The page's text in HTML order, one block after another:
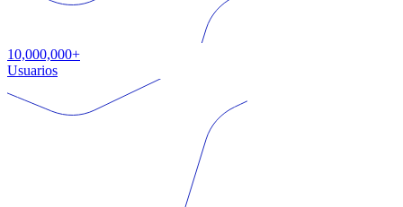
10,000,000+
Usuarios